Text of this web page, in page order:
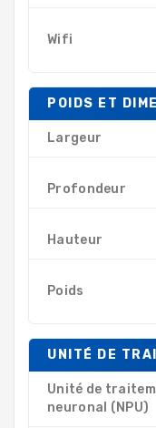
Wifi
POIDS ET
Largeur
Profondeur
Hauteur
Poids
UNITÉ DE
Unité de
neuronal (NPU)